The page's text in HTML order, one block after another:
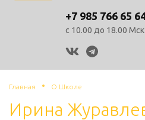
+7 985 766 65
с 10.00 до 18.00 Мск
vk telegram
Главная О Школе
Ирина